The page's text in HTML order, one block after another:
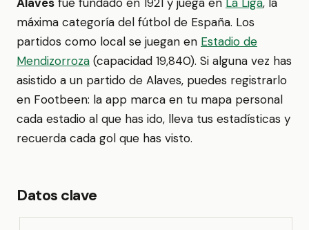
máxima categoría del fútbol de España. Los
partidos como local se juegan en Estadio de
Mendizorroza (capacidad 19,840). Si alguna vez has
asistido a un partido de Alaves, puedes registrarlo
en Footbeen: la app marca en tu mapa personal
cada estadio al que has ido, lleva tus estadísticas y
recuerda cada gol que has visto.
Datos clave